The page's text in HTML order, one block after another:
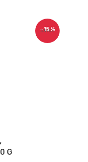
530 Kč
–15 %
G